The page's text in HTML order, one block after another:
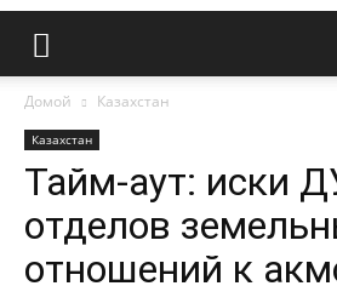
Домой Казахстан
Казахстан
Тайм-аут: иски
отделов
отношений к